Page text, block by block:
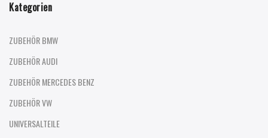
Kategorien
ZUBEHÖR BMW
ZUBEHÖR AUDI
ZUBEHÖR MERCEDES BENZ
ZUBEHÖR VW
UNIVERSALTEILE